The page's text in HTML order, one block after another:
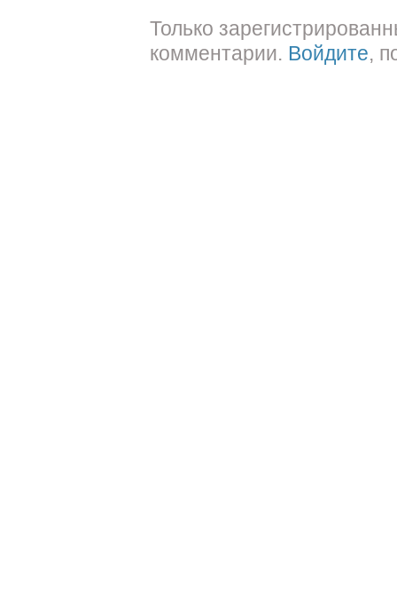
Только
комментарии. Войдите,